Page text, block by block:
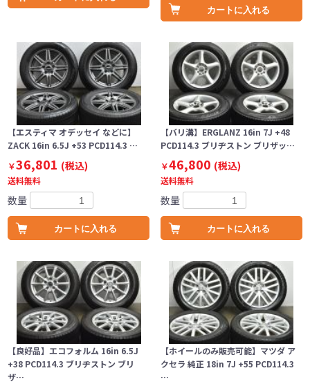
カートに入れる
【エスティマ オデッセイ などに】
ZACK 16in 6.5J +53 PCD114.3 …
￥36,801 (税込)
送料無料
数量
カートに入れる
【バリ溝】ERGLANZ 16in 7J +48
PCD114.3 ブリヂストン ブリザッ…
￥46,800 (税込)
送料無料
数量
カートに入れる
【良好品】エコフォルム 16in 6.5J
+38 PCD114.3 ブリヂストン ブリ
ザ…
【ホイールのみ販売可能】マツダ ア
クセラ 純正 18in 7J +55 PCD114.3
…